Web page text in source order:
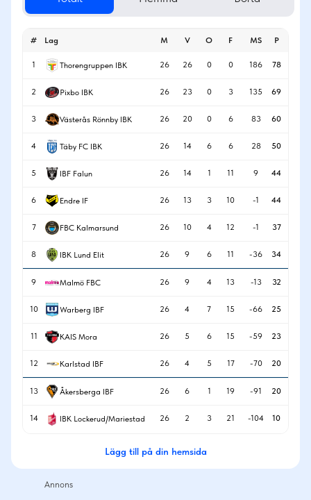
# Lag M V O F MS P
1 Thorengruppen IBK 26 26 0 0 186 78
2 Pixbo IBK 26 23 0 3 135 69
3 Västerås Rönnby IBK 26 20 0 6 83 60
4 Täby FC IBK 26 14 6 6 28 50
5 IBF Falun 26 14 1 11 9 44
6 Endre IF 26 13 3 10 -1 44
7 FBC Kalmarsund 26 10 4 12 -1 37
8 IBK Lund Elit 26 9 6 11 -36 34
9 Malmö FBC 26 9 4 13 -13 32
10 Warberg IBF 26 4 7 15 -66 25
11 KAIS Mora 26 5 6 15 -59 23
12 Karlstad IBF 26 4 5 17 -70 20
13 Åkersberga IBF 26 6 1 19 -91 20
14 IBK Lockerud/Mariestad 26 2 3 21 -104 10
Lägg till på din hemsida